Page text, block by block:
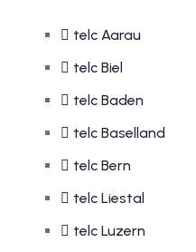
telc Aarau
telc Biel
telc Baden
telc Baselland
telc Bern
telc Liestal
telc Luzern